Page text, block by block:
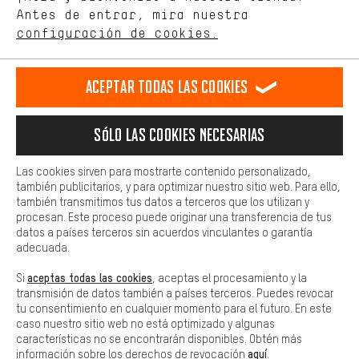
español
ES english Deutsch
RESCINDIR EL CONTRATO Comunidad de Aquisgrán
Aviso Legal Protección de datos Condiciones Generales
Plataforma de reportes Reciclaje de baterias
Configuración de las cookies Ajusta el contraste
Todos los precios indicados son en euros e sin MwSt, más
gastos de envío aEstados Unidos.
Antes de entrar, mira nuestra
configuración de cookies.
de nuestro sitio web y nuestra oferta de la tienda con tu
comportamiento de compra.
Más confort
cookies de comodidad, creamos enlaces a plataformas de redes
sociales. Esto nos permite proporcionarle más contenido e
adicionales que le ayudarán a encontrar los productos adecuados.
preguntas de forma rápida y sencilla.
Básica
Las cookies básicas aseguran que puedas usar nuestro sitio web.
Aceptar todas las cookies
Sólo las cookies necesarias
Las cookies sirven para mostrarte contenido personalizado,
también publicitarios, y para optimizar nuestro sitio web. Para ello,
también transmitimos tus datos a terceros que los utilizan y
procesan. Este proceso puede originar una transferencia de tus
datos a países terceros sin acuerdos vinculantes o garantía
adecuada.
Si aceptas todas las cookies , aceptas el procesamiento y la
transmisión de datos también a países terceros. Puedes revocar
tu consentimiento en cualquier momento para el futuro. En este
caso nuestro sitio web no está optimizado y algunas
características no se encontrarán disponibles. Obtén más
información sobre los derechos de revocación aquí.